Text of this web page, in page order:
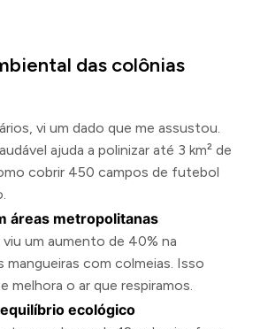
das colônias
vi um dado que me assustou.
ajuda a polinizar até 3 km² de
cobrir 450 campos de futebol
áreas metropolitanas
viu um aumento de 40% na
com colmeias. Isso
melhora o ar que respiramos.
ecológico